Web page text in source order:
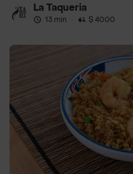
La Taqueria
13 min · $ 4000